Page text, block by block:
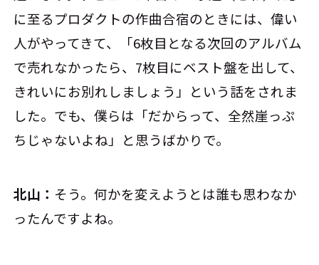
に至るプロダクトの作曲合宿のときには、偉い
人がやってきて、「6枚目となる次回のアルバム
で売れなかったら、7枚目にベスト盤を出して、
きれいにお別れしましょう」という話をされま
した。でも、僕らは「だからって、全然崖っぷ
ちじゃないよね」と思うばかりで。
北山： そう。何かを変えようとは誰も思わなか
ったんですよね。